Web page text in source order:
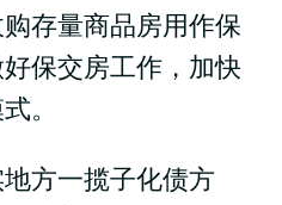
存量商品房用作保
保交房工作，加快
。
方一揽子化债方